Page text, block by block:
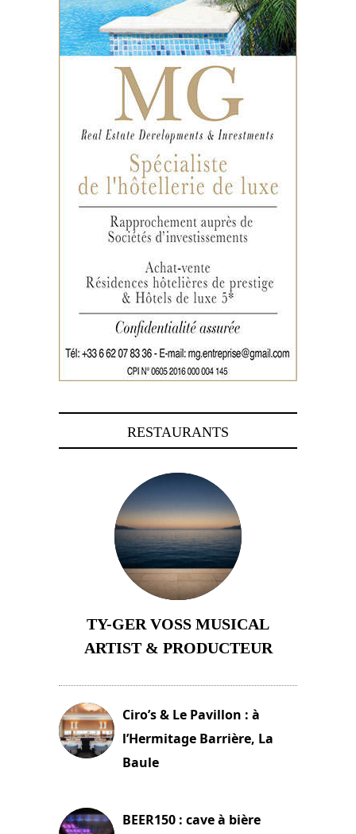
RESTAURANTS
TY-GER VOSS MUSICAL
ARTIST & PRODUCTEUR
Ciro’s & Le Pavillon : à
l’Hermitage Barrière, La
Baule
BEER150 : cave à bière